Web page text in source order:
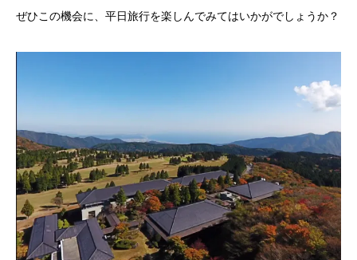
ぜひこの機会に、平日旅行を楽しんでみてはいかがでしょうか？